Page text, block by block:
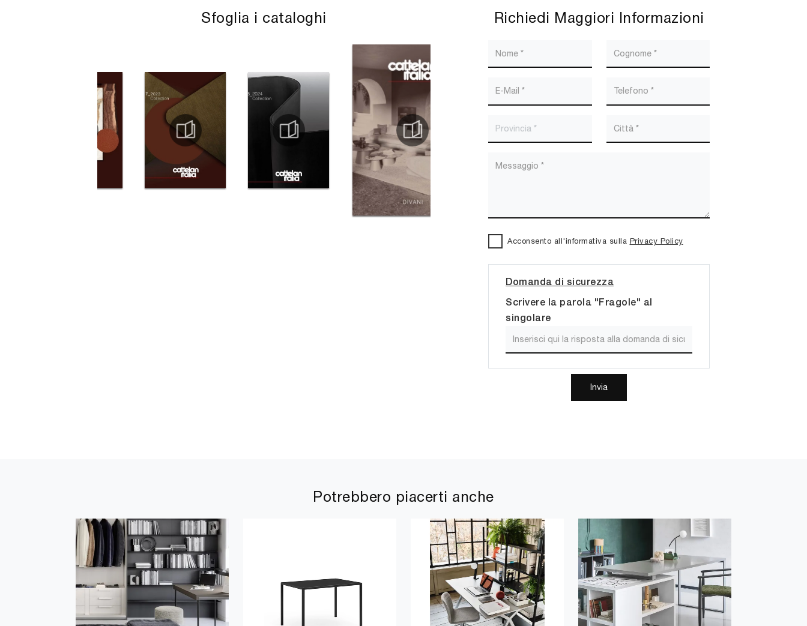
Sfoglia i cataloghi Richiedi Maggiori Informazioni
Acconsento all'informativa sulla Privacy Policy
Domanda di sicurezza
Scrivere la parola "Fragole" al
singolare
Invia
Potrebbero piacerti anche